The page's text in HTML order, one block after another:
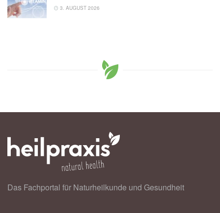
3. AUGUST 2026
Das Fachportal für Naturheilkunde und Gesundheit